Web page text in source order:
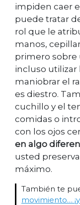
impiden caer
puede tratar
rol que le
manos,
primero sobre
incluso utilizar
maniobrar el
es diestro.
cuchillo y el
comidas o
con los ojos
en algo
usted
máximo.
También te
movimiento…